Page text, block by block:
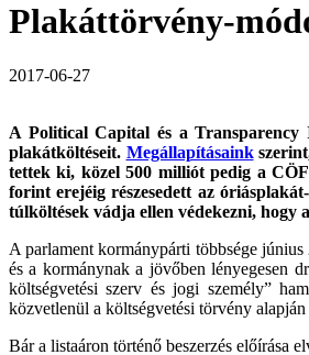
Plakáttörvény-
2017-06-27
A Political Capital és a Transparency
plakátköltéseit. Megállapításaink
tettek ki, közel 500 milliót pedig a
forint erejéig részesedett az
túlköltések vádja ellen védekezni, hogy
A parlament kormánypárti többsége
és a kormánynak a jövőben lényegesen
költségvetési szerv és jogi személy”
közvetlenül a költségvetési törvény
Bár a listaáron történő beszerzés előírása